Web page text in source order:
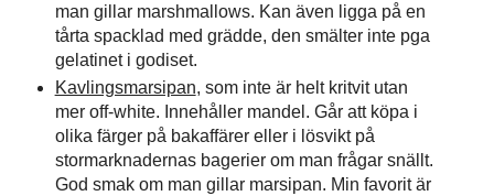
man gillar marshmallows. Kan även ligga på en
tårta spacklad med grädde, den smälter inte pga
gelatinet i godiset.
Kavlingsmarsipan, som inte är helt kritvit utan
mer off-white. Innehåller mandel. Går att köpa i
olika färger på bakaffärer eller i lösvikt på
stormarknadernas bagerier om man frågar snällt.
God smak om man gillar marsipan. Min favorit är